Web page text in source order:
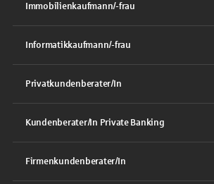
Immobilienkaufmann/-frau
Informatikkaufmann/-frau
Privatkundenberater/In
Kundenberater/In Private Banking
Firmenkundenberater/In